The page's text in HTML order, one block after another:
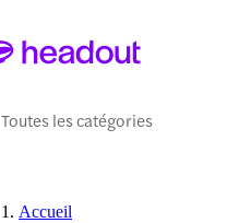
Toutes les catégories
Accueil